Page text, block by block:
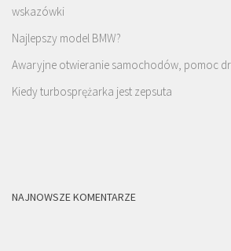
wskazówki
Najlepszy model BMW?
Awaryjne otwieranie samochodów, pomoc
Kiedy turbosprężarka jest zepsuta
NAJNOWSZE KOMENTARZE